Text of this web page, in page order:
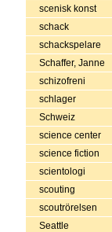
scenisk konst
schack
schackspelare
Schaffer, Janne
schizofreni
schlager
Schweiz
science center
science fiction
scientologi
scouting
scoutrörelsen
Seattle